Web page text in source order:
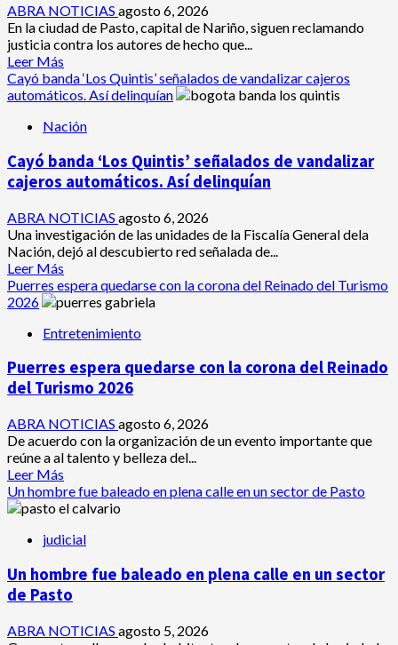
escribió
un
sargento
al
presidente
Gustavo
Petro?
ABRA NOTICIAS agosto 6, 2026
En la ciudad de Pasto, capital de Nariño, siguen reclamando
justicia contra los autores de hecho que...
Leer Más
más
acerca
En
acusan
a
Fiscalía
de
no
avanzar
en
el
de
Yuliana
quien
fue
Cayó banda ‘Los Quintis’ señalados de vandalizar cajeros
automáticos. Así delinquían
Nación
Cayó banda ‘Los Quintis’ señalados de vandalizar
cajeros automáticos. Así delinquían
ABRA NOTICIAS agosto 6, 2026
Una investigación de las unidades de la Fiscalía General dela
Nación, dejó al descubierto red señalada de...
Leer Más
más
acerca
Cayó
‘Los
Quintis’
de
vandalizar
cajeros
automáticos.
Así
delinquían
Puerres espera quedarse con la corona del Reinado del Turismo
2026
Entretenimiento
Puerres espera quedarse con la corona del Reinado
del Turismo 2026
ABRA NOTICIAS agosto 6, 2026
De acuerdo con la organización de un evento importante que
reúne a al talento y belleza del...
Leer Más
más
acerca
Puerres
quedarse
con
la
corona
Un hombre fue baleado en plena calle en un sector de Pasto
judicial
Un hombre fue baleado en plena calle en un sector
de Pasto
ABRA NOTICIAS agosto 5, 2026